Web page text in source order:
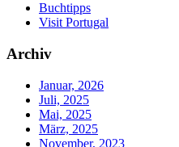
Buchtipps
Visit Portugal
Archiv
Januar, 2026
Juli, 2025
Mai, 2025
März, 2025
November, 2023